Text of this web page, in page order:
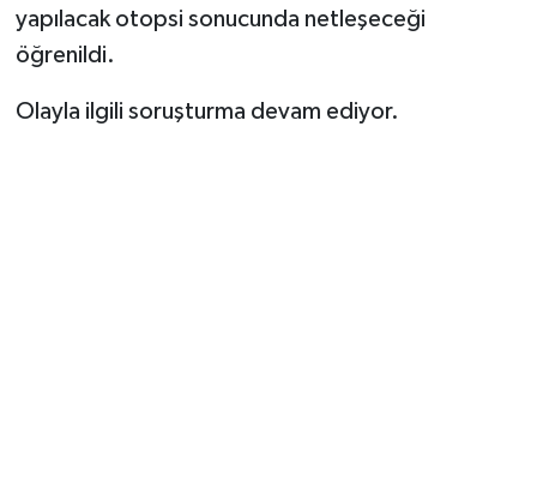
yapılacak otopsi sonucunda netleşeceği
öğrenildi.
Olayla ilgili soruşturma devam ediyor.